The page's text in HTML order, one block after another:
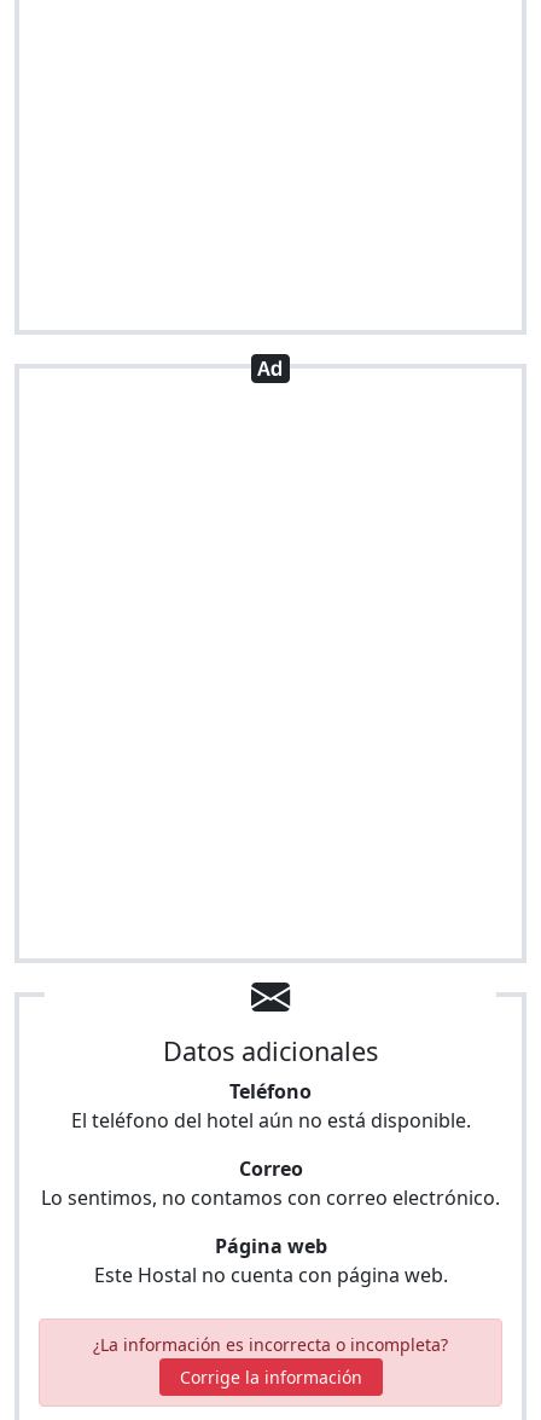
Datos adicionales
Teléfono
El teléfono del hotel aún no está disponible.
Correo
Lo sentimos, no contamos con correo electrónico.
Página web
Este Hostal no cuenta con página web.
¿La información es incorrecta o incompleta?
Corrige la información